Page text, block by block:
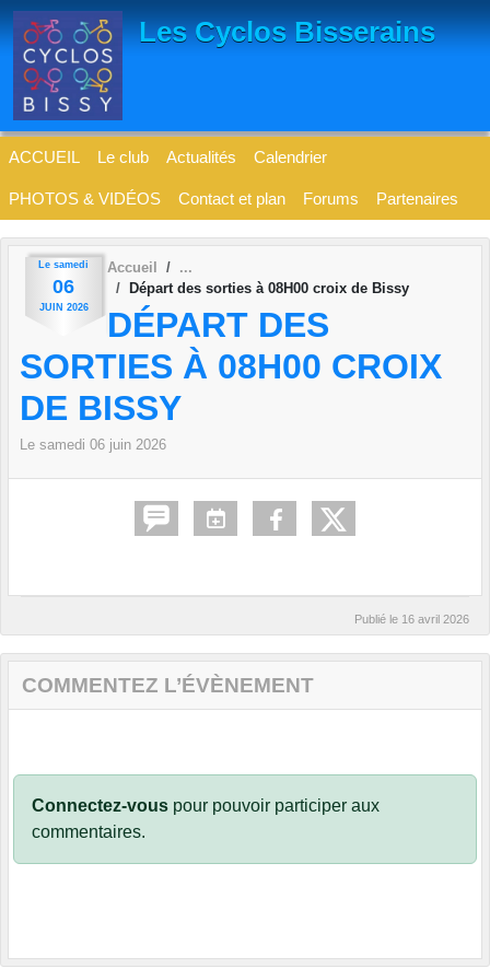
Les Cyclos Bisserains
ACCUEIL Le club Actualités Calendrier
PHOTOS & VIDÉOS Contact et plan Forums Partenaires
Le samedi
06
JUIN 2026
Accueil
Départ des sorties à 08H00 croix de Bissy
DÉPART DES
SORTIES À 08H00 CROIX
DE BISSY
Le samedi 06 juin 2026
Publié le 16 avril 2026
COMMENTEZ L’ÉVÈNEMENT
Connectez-vous pour pouvoir participer aux
commentaires.
Panneau de gestion des cookies